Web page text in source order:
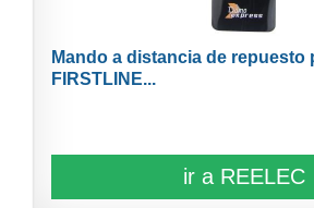
Mando a distancia de repuesto
FIRSTLINE...
ir a REELEC